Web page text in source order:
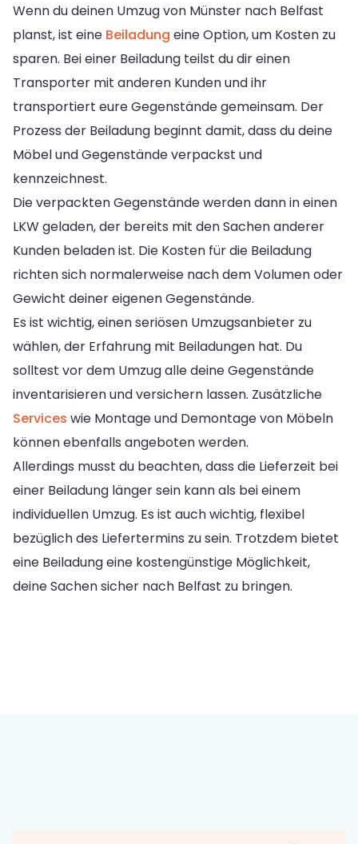
Wenn du deinen Umzug von Münster nach Belfast
planst, ist eine Beiladung eine Option, um Kosten zu
sparen. Bei einer Beiladung teilst du dir einen
Transporter mit anderen Kunden und ihr
transportiert eure Gegenstände gemeinsam. Der
Prozess der Beiladung beginnt damit, dass du deine
Möbel und Gegenstände verpackst und
kennzeichnest.
Die verpackten Gegenstände werden dann in einen
LKW geladen, der bereits mit den Sachen anderer
Kunden beladen ist. Die Kosten für die Beiladung
richten sich normalerweise nach dem Volumen oder
Gewicht deiner eigenen Gegenstände.
Es ist wichtig, einen seriösen Umzugsanbieter zu
wählen, der Erfahrung mit Beiladungen hat. Du
solltest vor dem Umzug alle deine Gegenstände
inventarisieren und versichern lassen. Zusätzliche
Services wie Montage und Demontage von Möbeln
können ebenfalls angeboten werden.
Allerdings musst du beachten, dass die Lieferzeit bei
einer Beiladung länger sein kann als bei einem
individuellen Umzug. Es ist auch wichtig, flexibel
bezüglich des Liefertermins zu sein. Trotzdem bietet
eine Beiladung eine kostengünstige Möglichkeit,
deine Sachen sicher nach Belfast zu bringen.